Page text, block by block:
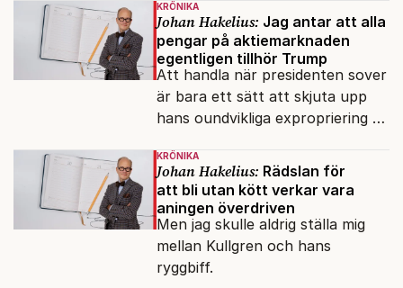
upphovsrätt.
KRÖNIKA
Johan Hakelius: Jag antar att alla
pengar på aktiemarknaden
egentligen tillhör Trump
Att handla när presidenten sover
är bara ett sätt att skjuta upp
hans oundvikliga expropriering av
KRÖNIKA
Johan Hakelius: Rädslan för
att bli utan kött verkar vara
aningen överdriven
Men jag skulle aldrig ställa mig
mellan Kullgren och hans
ryggbiff.